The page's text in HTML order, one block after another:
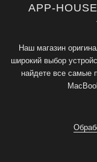
APP-
Наш магазин
широкий выбор
найдете все самые